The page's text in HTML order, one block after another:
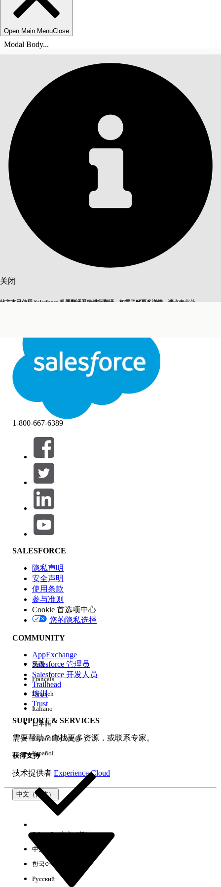
Open Main MenuClose
Modal Body...
关闭
此文本已使用 Salesforce 机器翻译系统进行翻译。如需了解更多详情，请点击此处
关闭关闭
目录
筛选器 (0)
选择筛选器
产品区域
功能影响
版本
体验
1-800-667-6389
SALESFORCE
隐私声明
安全声明
使用条款
参与准则
Cookie 首选项中心
您的隐私选择
COMMUNITY
AppExchange
Salesforce 管理员
Salesforce 开发人员
Trailhead
培训
Trust
SUPPORT & SERVICES
需要帮助？查找更多资源，或联系专家。
获得支持
技术提供者 Experience Cloud
中文（简体）
英语
Français
Deutsch
Italiano
日本語
Español (México)
Español
Select Org中文（简体）
中文（繁体）
한국어
Русский